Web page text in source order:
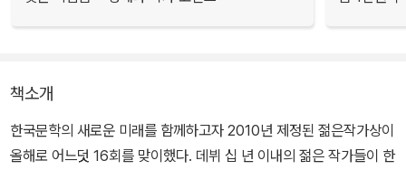
책소개
한국문학의 새로운 미래를 함께하고자 2010년 제정된 젊은작가상이
올해로 어느덧 16회를 맞이했다. 데뷔 십 년 이내의 젊은 작가들이 한